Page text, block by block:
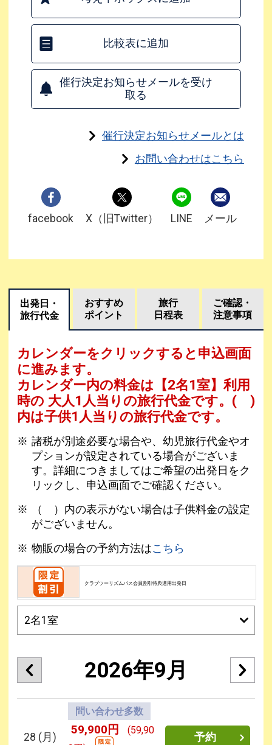
比較表に追加
催行決定お知らせメールを受け
取る
催行決定お知らせメールとは
お問い合わせはこちら
facebook X（旧Twitter） LINE メール
出発日・
旅行代金
おすすめ
ポイント
旅行
日程表
ご確認・
注意事項
カレンダーをクリックすると申込画面
に進みます。
カレンダー内の料金は 【2名1室】利用
時の 大人1人当りの旅行代金です。 ( )
内は子供1人当りの旅行代金です。
諸税が別途必要な場合や、幼児旅行代金やオ
プションが設定されている場合がございま
す。詳細につきましてはご希望の出発日をク
リックし、申込画面でご確認ください。
（ ）内の表示がない場合は子供料金の設定
がございません。
物販の場合の予約方法はこちら
クラブツーリズムパス会員割引特典適用出発日
2026年9月
28 (月)
問い合わせ多数
59,900円
(59,90
予約